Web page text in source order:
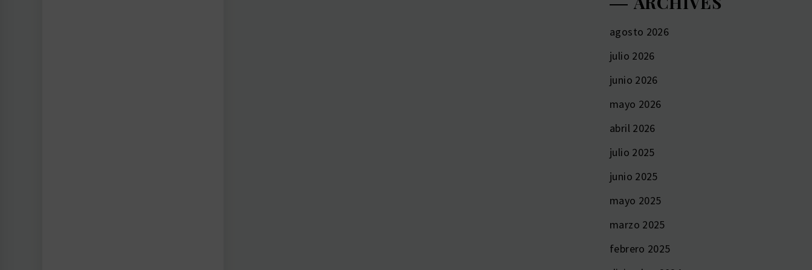
agosto 2026
julio 2026
junio 2026
mayo 2026
abril 2026
julio 2025
junio 2025
mayo 2025
marzo 2025
febrero 2025